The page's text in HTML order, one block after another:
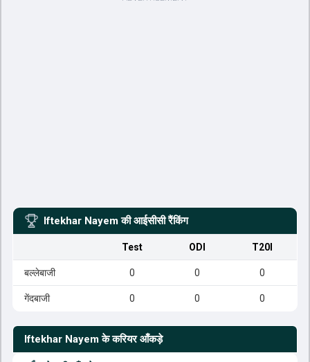
Iftekhar Nayem की आईसीसी रैंकिंग
Test ODI T20I
बल्लेबाजी 0 0 0
गेंदबाजी 0 0 0
Iftekhar Nayem के करियर आँकड़े